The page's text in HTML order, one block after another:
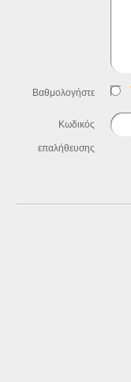
Βαθμολογήστε
Κωδικός
επαλήθευσης